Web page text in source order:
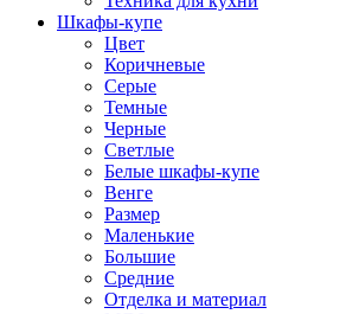
Шкафы-купе
Цвет
Коричневые
Серые
Темные
Черные
Светлые
Белые шкафы-купе
Венге
Размер
Маленькие
Большие
Средние
Отделка и материал